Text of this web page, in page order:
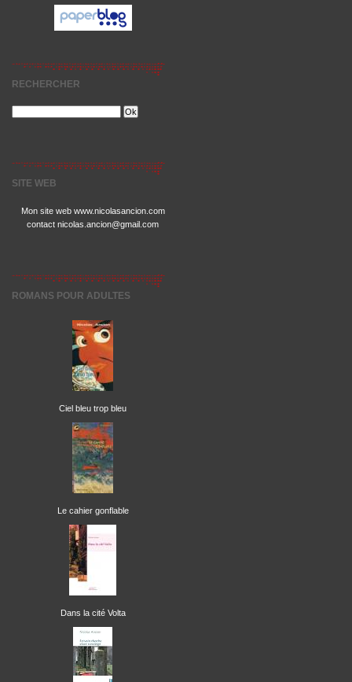
RECHERCHER
SITE WEB
Mon site web www.nicolasancion.com
contact nicolas.ancion@gmail.com
ROMANS POUR ADULTES
Ciel bleu trop bleu
Le cahier gonflable
Dans la cité Volta